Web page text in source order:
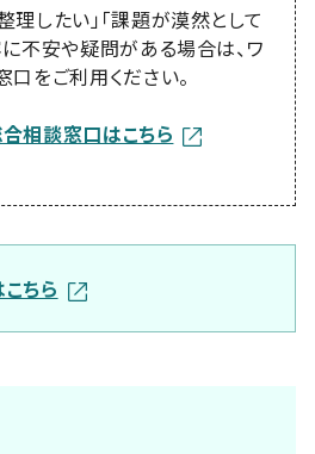
したい」「課題が漠然として
に不安や疑問がある場合は、ワ
をご利用ください。
相談窓口はこちら
ちら